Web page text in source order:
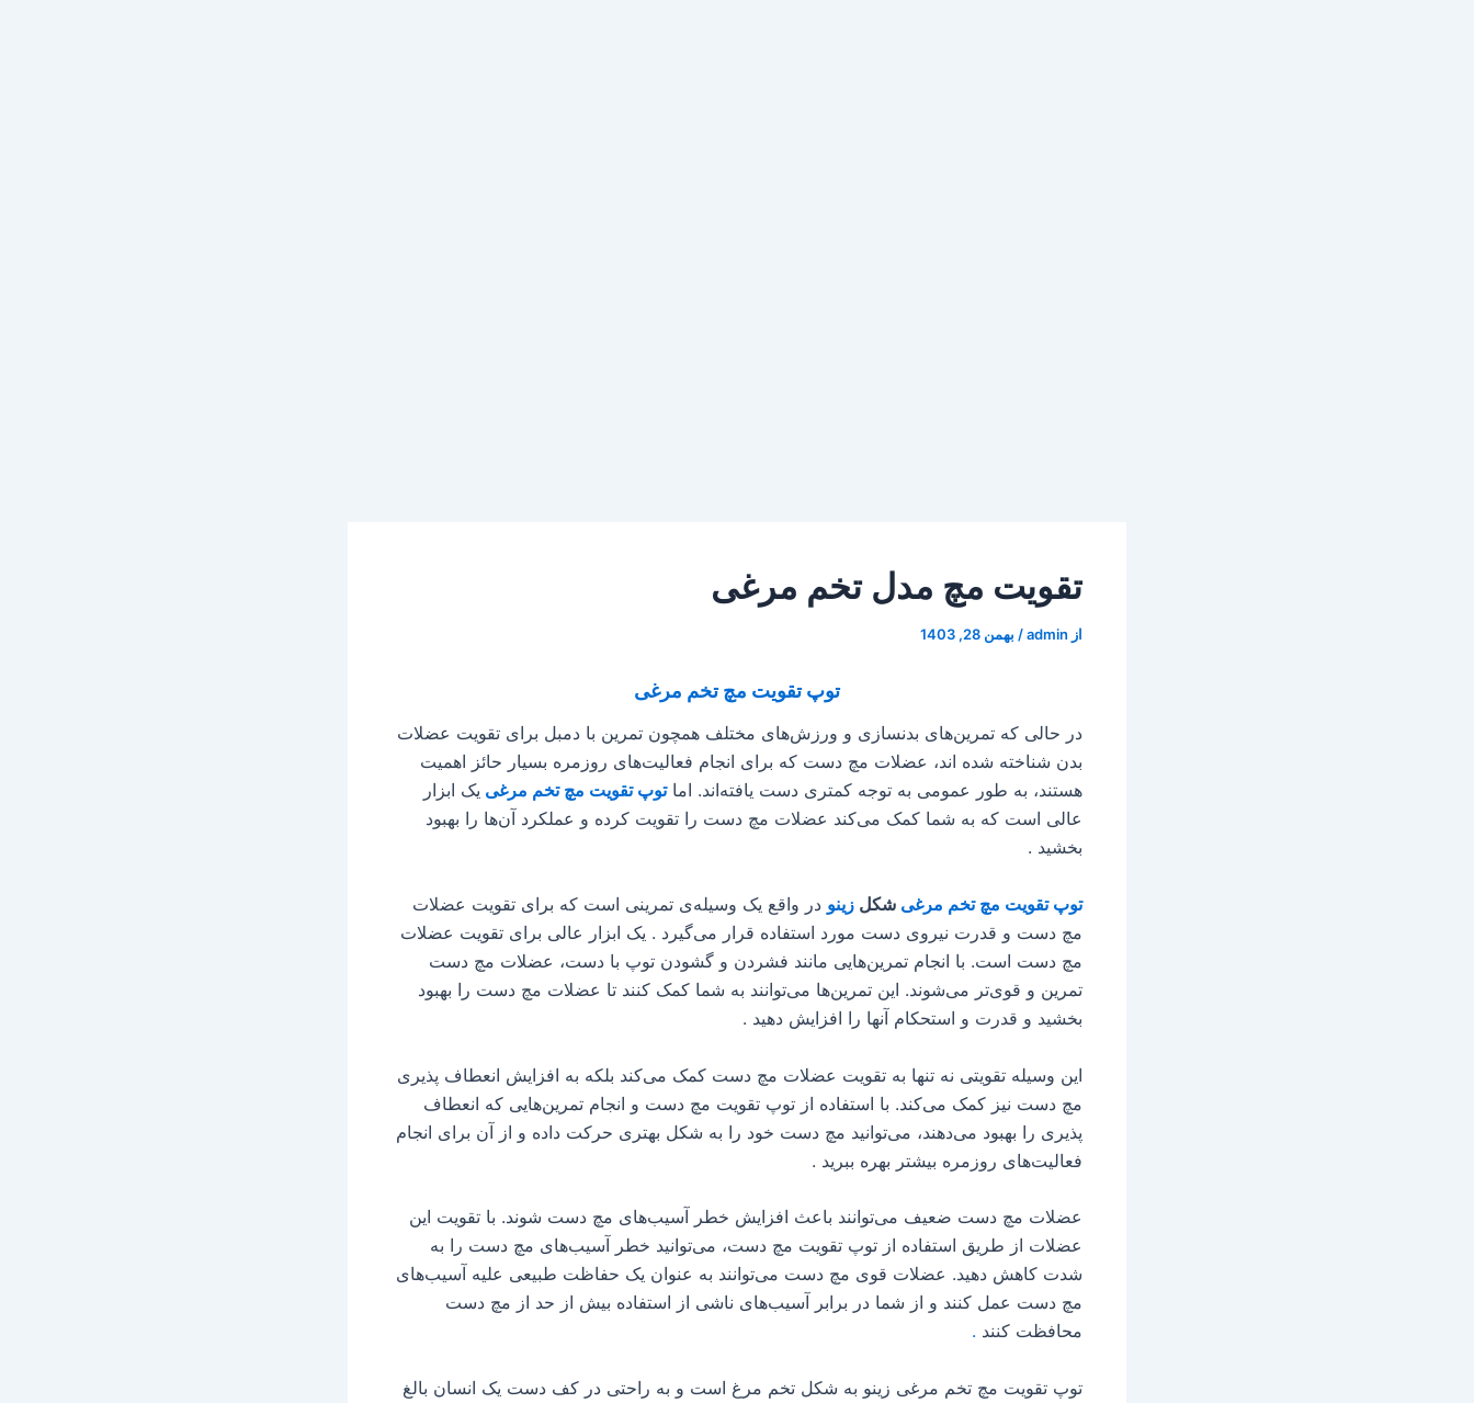
تقویت مچ مدل تخم مرغی
از admin
/ بهمن 28, 1403
توپ تقویت مچ تخم مرغی
در حالی که تمرین‌های بدنسازی و ورزش‌های مختلف همچون تمرین با دمبل برای تقویت عضلات
بدن شناخته شده اند، عضلات مچ دست که برای انجام فعالیت‌های روزمره بسیار حائز اهمیت
هستند، به طور عمومی به توجه کمتری دست یافته‌اند. اماتوپتقویت مچ تخم مرغی یک ابزار
عالی است که به شما کمک می‌کند عضلات مچ دست را تقویت کرده و عملکرد آن‌ها را بهبود
بخشید .
توپ تقویت مچ تخم مرغی شکل زینو در واقع یک وسیله‌ی تمرینی است که برای تقویت عضلات
مچ دست و قدرت نیروی دست مورد استفاده قرار می‌گیرد . یک ابزار عالی برای تقویت عضلات
مچ دست است. با انجام تمرین‌هایی مانند فشردن و گشودن توپ با دست، عضلات مچ دست
تمرین و قوی‌تر می‌شوند. این تمرین‌ها می‌توانند به شما کمک کنند تا عضلات مچ دست را بهبود
بخشید و قدرت و استحکام آنها را افزایش دهید .
این وسیله تقویتی نه تنها به تقویت عضلات مچ دست کمک می‌کند بلکه به افزایش انعطاف پذیری
مچ دست نیز کمک می‌کند. با استفاده از توپ تقویت مچ دست و انجام تمرین‌هایی که انعطاف
پذیری را بهبود می‌دهند، می‌توانید مچ دست خود را به شکل بهتری حرکت داده و از آن برای انجام
فعالیت‌های روزمره بیشتر بهره ببرید .
عضلات مچ دست ضعیف می‌توانند باعث افزایش خطر آسیب‌های مچ دست شوند. با تقویت این
عضلات از طریق استفاده از توپ تقویت مچ دست، می‌توانید خطر آسیب‌های مچ دست را به
شدت کاهش دهید. عضلات قوی مچ دست می‌توانند به عنوان یک حفاظت طبیعی علیه آسیب‌های
مچ دست عمل کنند و از شما در برابر آسیب‌های ناشی از استفاده بیش از حد از مچ دست
محافظت کنند .
توپ تقویت مچ تخم مرغی زینو به شکل تخم مرغ است و به‌ راحتی در کف دست یک انسان بالغ